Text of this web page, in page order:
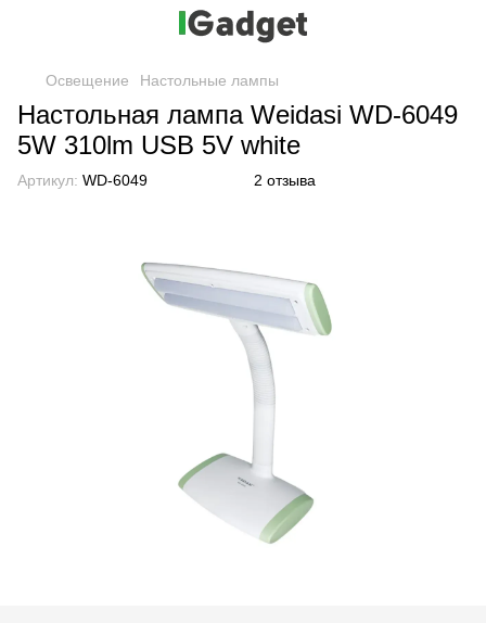
Освещение Настольные лампы
Настольная лампа Weidasi WD-6049
5W 310lm USB 5V white
Артикул: WD-6049 2 отзыва